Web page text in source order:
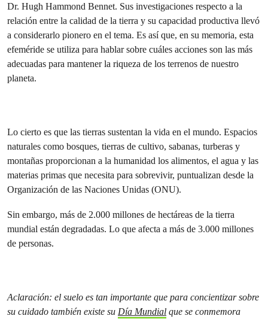
Dr. Hugh Hammond Bennet. Sus investigaciones respecto a la
relación entre la calidad de la tierra y su capacidad productiva llevó
a considerarlo pionero en el tema. Es así que, en su memoria, esta
efeméride se utiliza para hablar sobre cuáles acciones son las más
adecuadas para mantener la riqueza de los terrenos de nuestro
planeta.
Lo cierto es que las tierras sustentan la vida en el mundo. Espacios
naturales como bosques, tierras de cultivo, sabanas, turberas y
montañas proporcionan a la humanidad los alimentos, el agua y las
materias primas que necesita para sobrevivir, puntualizan desde la
Organización de las Naciones Unidas (ONU).
Sin embargo, más de 2.000 millones de hectáreas de la tierra
mundial están degradadas. Lo que afecta a más de 3.000 millones
de personas.
Aclaración: el suelo es tan importante que para concientizar sobre
su cuidado también existe su Día Mundial que se conmemora